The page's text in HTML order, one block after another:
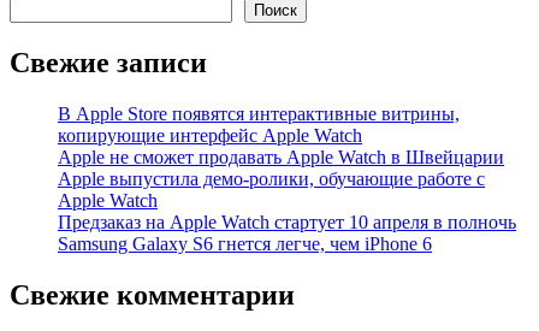
Поиск
Свежие записи
В Apple Store появятся интерактивные витрины,
копирующие интерфейс Apple Watch
Apple не сможет продавать Apple Watch в Швейцарии
Apple выпустила демо-ролики, обучающие работе с
Apple Watch
Предзаказ на Apple Watch стартует 10 апреля в полночь
Samsung Galaxy S6 гнется легче, чем iPhone 6
Свежие комментарии